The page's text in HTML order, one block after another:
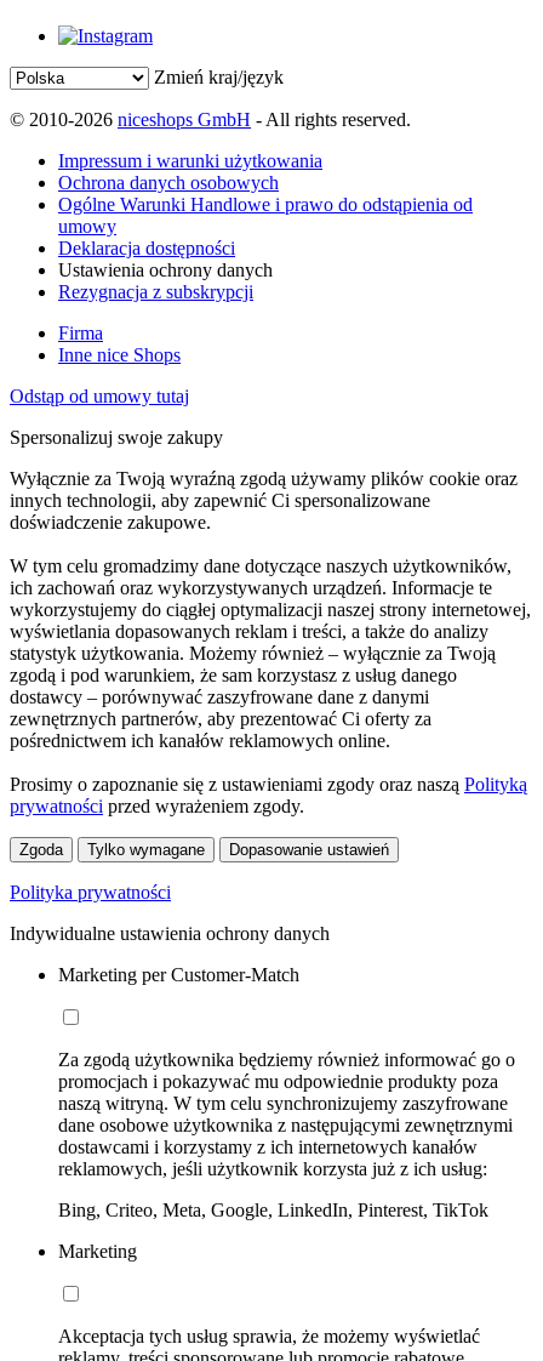
Zmień kraj/język
© 2010-2026 niceshops GmbH - All rights reserved.
Impressum i warunki użytkowania
Ochrona danych osobowych
Ogólne Warunki Handlowe i prawo do odstąpienia od
umowy
Deklaracja dostępności
Ustawienia ochrony danych
Rezygnacja z subskrypcji
Firma
Inne nice Shops
Odstąp od umowy tutaj
Spersonalizuj swoje zakupy
Wyłącznie za Twoją wyraźną zgodą używamy plików cookie oraz
innych technologii, aby zapewnić Ci spersonalizowane
doświadczenie zakupowe.
W tym celu gromadzimy dane dotyczące naszych użytkowników,
ich zachowań oraz wykorzystywanych urządzeń. Informacje te
wykorzystujemy do ciągłej optymalizacji naszej strony internetowej,
wyświetlania dopasowanych reklam i treści, a także do analizy
statystyk użytkowania. Możemy również – wyłącznie za Twoją
zgodą i pod warunkiem, że sam korzystasz z usług danego
dostawcy – porównywać zaszyfrowane dane z danymi
zewnętrznych partnerów, aby prezentować Ci oferty za
pośrednictwem ich kanałów reklamowych online.
Prosimy o zapoznanie się z ustawieniami zgody oraz naszą Polityką
prywatności przed wyrażeniem zgody.
Zgoda Tylko wymagane Dopasowanie ustawień
Polityka prywatności
Indywidualne ustawienia ochrony danych
Marketing per Customer-Match
Za zgodą użytkownika będziemy również informować go o
promocjach i pokazywać mu odpowiednie produkty poza
naszą witryną. W tym celu synchronizujemy zaszyfrowane
dane osobowe użytkownika z następującymi zewnętrznymi
dostawcami i korzystamy z ich internetowych kanałów
reklamowych, jeśli użytkownik korzysta już z ich usług:
Bing, Criteo, Meta, Google, LinkedIn, Pinterest, TikTok
Marketing
Akceptacja tych usług sprawia, że możemy wyświetlać